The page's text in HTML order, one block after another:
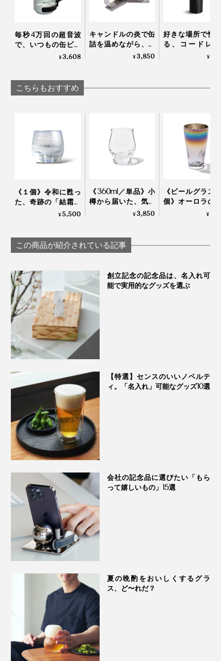
写真は「200ml」
インは、加賀屋・別邸「松乃碧」（石川）のラウンジを
はじめ、国内高級リゾート、京都老舗旅館、ミシュラン
写真は「300ml」
毎日使うグラスに、ゲストへのおもてなしに、大切な人
への贈り物に、いつもと違う“一杯”をどうぞ。
毎秒4万回の超音波
で、いつもの缶ビー
ルからクリーミーな
¥3,608
キャンドルの炎で缶
詰を温めながら、ゆ
っくり呑める「小さ
¥3,850
好きな場所で愉
る、コードレ
「晩酌ライト」
¥
こちらもおすすめ
《１個》令和に甦っ
た、奇跡の「結霜グ
ラス」｜結霜月華
¥5,500
《360ml／単品》小
樽から届いた、気取
らず、深く味わうた
KIKIME
¥3,850
《ビールグラス
個》オーロラの
で眼福を、まろ
¥
この商品が紹介されている記事
創立記念の記念品は、名入れ可
能で実用的なグッズを選ぶ
【特選】センスのいいノベルテ
ィ。「名入れ」可能なグッズ10選
会社の記念品に選びたい「もら
って嬉しいもの」15選
夏の晩酌をおいしくするグラ
ス、ど〜れだ？